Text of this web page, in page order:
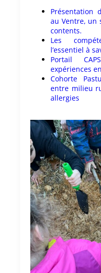
Présentation
au Ventre, un
contents.
Les
l’essentiel à
Portail
expériences
Cohorte
entre milieu
allergies